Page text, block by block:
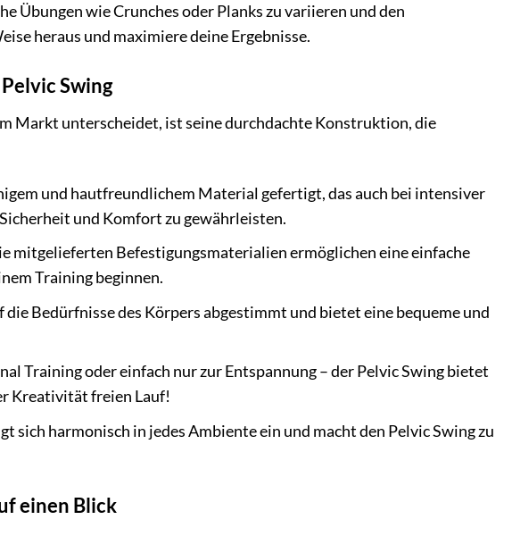
Übungen wie Crunches oder Planks zu variieren und den
heraus und maximiere deine Ergebnisse.
Swing
Markt unterscheidet, ist seine durchdachte Konstruktion, die
und hautfreundlichem Material gefertigt, das auch bei intensiver
und Komfort zu gewährleisten.
mitgelieferten Befestigungsmaterialien ermöglichen eine einfache
Training beginnen.
Bedürfnisse des Körpers abgestimmt und bietet eine bequeme und
Training oder einfach nur zur Entspannung – der Pelvic Swing bietet
Kreativität freien Lauf!
sich harmonisch in jedes Ambiente ein und macht den Pelvic Swing zu
einen Blick